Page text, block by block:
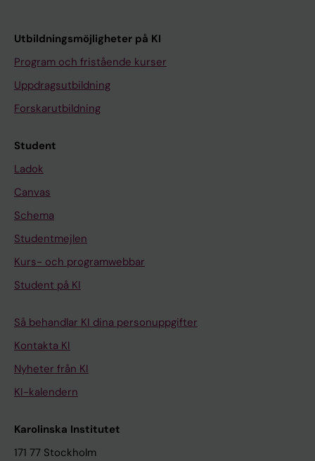
Utbildningsmöjligheter på KI
Program och fristående kurser
Uppdragsutbildning
Forskarutbildning
Student
Ladok
Canvas
Schema
Studentmejlen
Kurs- och programwebbar
Student på KI
Så behandlar KI dina personuppgifter
Kontakta KI
Nyheter från KI
KI-kalendern
Karolinska Institutet
171 77 Stockholm